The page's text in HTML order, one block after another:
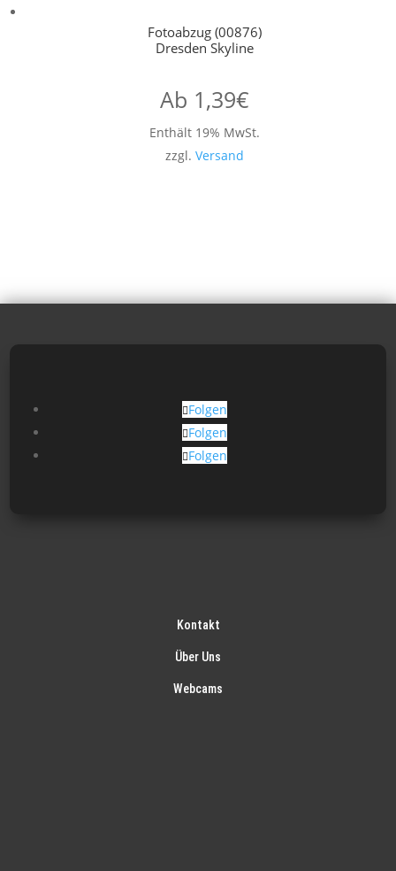
Fotoabzug (00876)
Dresden Skyline
Ab 1,39€
Enthält 19% MwSt.
zzgl. Versand
Folgen
Folgen
Folgen
Kontakt
Über Uns
Webcams